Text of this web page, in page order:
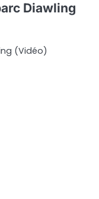
Diawling
(Vidéo)